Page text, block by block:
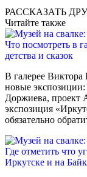
РАССКАЗАТЬ
Читайте также
Что посмотреть в
детства и сказок
В галерее
новые
Доржиева, проект
экспозиция
обязательно
Где отметить что
Иркутске и на